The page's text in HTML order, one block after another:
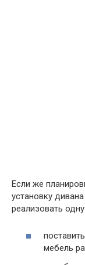
Если же
установку
реализовать
мебель